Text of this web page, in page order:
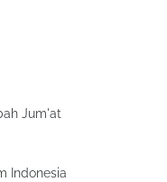
Jum'at
Indonesia